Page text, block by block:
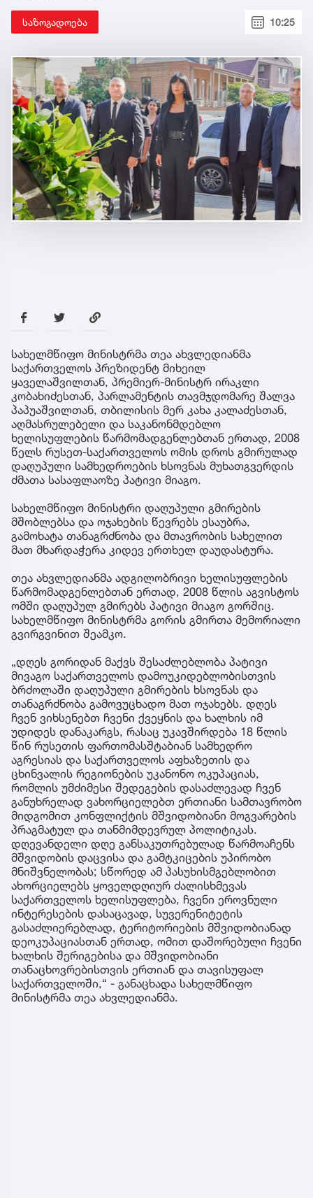
საზოგადოება 10:25
სახელმწიფო მინისტრმა თეა ახვლედიანმა
საქართველოს პრეზიდენტ მიხეილ
ყაველაშვილთან, პრემიერ-მინისტრ ირაკლი
კობახიძესთან, პარლამენტის თავმჯდომარე შალვა
პაპუაშვილთან, თბილისის მერ კახა კალაძესთან,
აღმასრულებელი და საკანონმდებლო
ხელისუფლების წარმომადგენლებთან ერთად, 2008
წელს რუსეთ-საქართველოს ომის დროს გმირულად
დაღუპული სამხედროების ხსოვნას მუხათგვერდის
ძმათა სასაფლაოზე პატივი მიაგო.
სახელმწიფო მინისტრი დაღუპული გმირების
მშობლებსა და ოჯახების წევრებს ესაუბრა,
გამოხატა თანაგრძნობა და მთავრობის სახელით
მათ მხარდაჭერა კიდევ ერთხელ დაუდასტურა.
თეა ახვლედიანმა ადგილობრივი ხელისუფლების
წარმომადგენლებთან ერთად, 2008 წლის აგვისტოს
ომში დაღუპულ გმირებს პატივი მიაგო გორშიც.
სახელმწიფო მინისტრმა გორის გმირთა მემორიალი
გვირგვინით შეამკო.
„დღეს გორიდან მაქვს შესაძლებლობა პატივი
მივაგო საქართველოს დამოუკიდებლობისთვის
ბრძოლაში დაღუპული გმირების ხსოვნას და
თანაგრძნობა გამოვუცხადო მათ ოჯახებს. დღეს
ჩვენ ვიხსენებთ ჩვენი ქვეყნის და ხალხის იმ
უდიდეს დანაკარგს, რასაც უკავშირდება 18 წლის
წინ რუსეთის ფართომასშტაბიან სამხედრო
აგრესიას და საქართველოს აფხაზეთის და
ცხინვალის რეგიონების უკანონო ოკუპაციას,
რომლის უმძიმესი შედეგების დასაძლევად ჩვენ
განუხრელად ვახორციელებთ ერთიანი სამთავრობო
მიდგომით კონფლიქტის მშვიდობიანი მოგვარების
პრაგმატულ და თანმიმდევრულ პოლიტიკას.
დღევანდელი დღე განსაკუთრებულად წარმოაჩენს
მშვიდობის დაცვისა და გამტკიცების უპირობო
მნიშვნელობას; სწორედ ამ პასუხისმგებლობით
ახორციელებს ყოველდღიურ ძალისხმევას
საქართველოს ხელისუფლება, ჩვენი ეროვნული
ინტერესების დასაცავად, სუვერენიტეტის
გასაძლიერებლად, ტერიტორიების მშვიდობიანად
დეოკუპაციასთან ერთად, ომით დაშორებული ჩვენი
ხალხის შერიგებისა და მშვიდობიანი
თანაცხოვრებისთვის ერთიან და თავისუფალ
საქართველოში,“ - განაცხადა სახელმწიფო
მინისტრმა თეა ახვლედიანმა.